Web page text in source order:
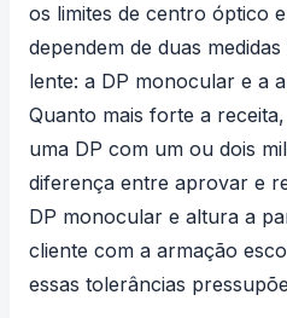
os limites de centro óptico
dependem de duas
lente: a DP monocular e a
Quanto mais forte a
uma DP com um ou dois
diferença entre aprovar e
DP monocular e altura a
cliente com a armação
essas tolerâncias